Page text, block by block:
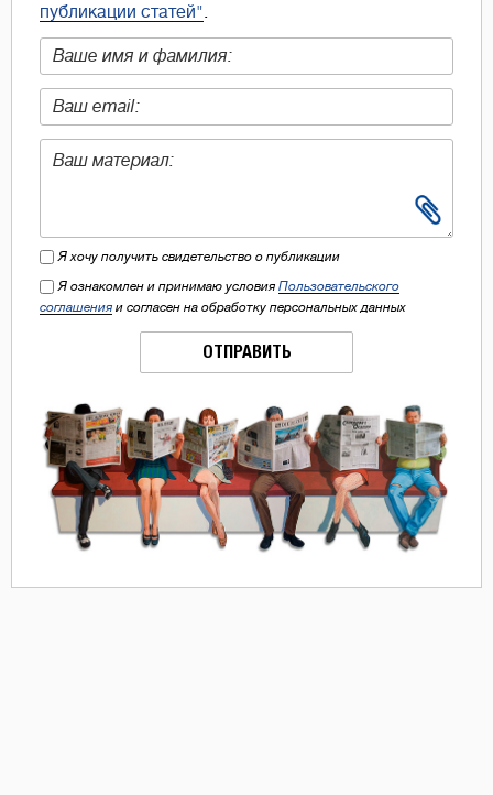
публикации статей".
Я хочу получить свидетельство о публикации
Я ознакомлен и принимаю условия Пользовательского
соглашения и согласен на обработку персональных данных
ОТПРАВИТЬ